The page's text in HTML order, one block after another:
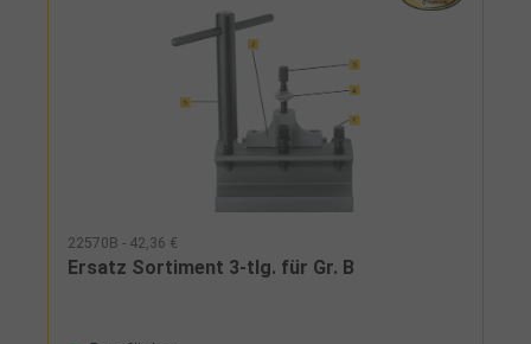
22570B - 42,36 €
Ersatz Sortiment 3-tlg. für Gr. B